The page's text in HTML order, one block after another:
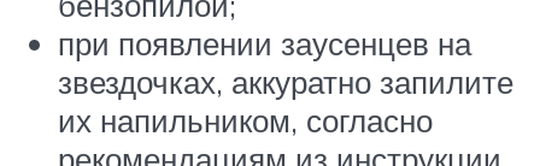
при появлении заусенцев на
звездочках, аккуратно запилите
их напильником, согласно